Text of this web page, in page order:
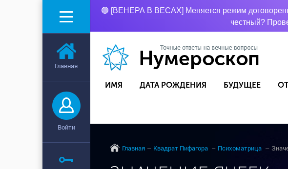
Главная
Войти
🟢 [ВЕНЕРА В ВЕСАХ] Меняется режим
честный?
ИМЯ ДАТА РОЖДЕНИЯ БУДУЩЕЕ
Главная Квадрат Пифагора Психоматрица